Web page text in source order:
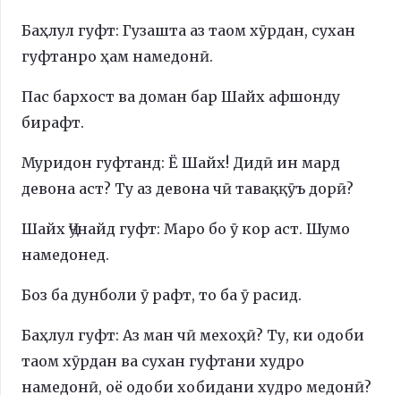
Баҳлул гуфт: Гузашта аз таом хӯрдан, сухан
гуфтанро ҳам намедонӣ.
Пас бархост ва доман бар Шайх афшонду
бирафт.
Муридон гуфтанд: Ё Шайх! Дидӣ ин мард
девона аст? Ту аз девона чӣ таваққӯъ дорӣ?
Шайх Ҷунайд гуфт: Маро бо ӯ кор аст. Шумо
намедонед.
Боз ба дунболи ӯ рафт, то ба ӯ расид.
Баҳлул гуфт: Аз ман чӣ мехоҳӣ? Ту, ки одоби
таом хӯрдан ва сухан гуфтани худро
намедонӣ, оё одоби хобидани худро медонӣ?